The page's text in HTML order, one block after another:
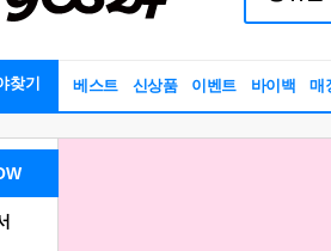
찾기 베스트 신상품 이벤트 바이백 매